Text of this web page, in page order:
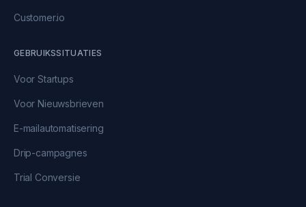
Customer.io
GEBRUIKSSITUATIES
Voor Startups
Voor Nieuwsbrieven
E-mailautomatisering
Drip-campagnes
Trial Conversie